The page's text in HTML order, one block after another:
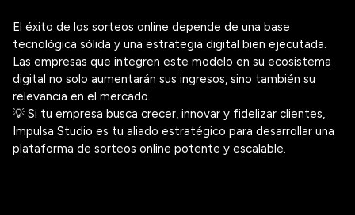
El éxito de los sorteos online depende de una base
tecnológica sólida y una estrategia digital bien ejecutada.
Las empresas que integren este modelo en su ecosistema
digital no solo aumentarán sus ingresos, sino también su
relevancia en el mercado.
💡 Si tu empresa busca crecer, innovar y fidelizar clientes,
Impulsa Studio es tu aliado estratégico para desarrollar una
plataforma de sorteos online potente y escalable.